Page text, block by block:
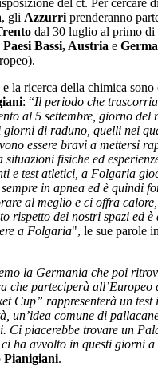
gli Azzurri prenderanno
dal 30 luglio al primo di
Paesi Bassi, Austria e
la ricerca della chimica sono
: “Il periodo che
al 5 settembre, giorno del
di raduno, quelli nei
essere bravi a mettersi
fisiche ed
e test atletici, a Folgaria
in apnea ed è quindi
al meglio e ci offra
rispetto dei nostri spazi ed è
a Folgaria", le sue parole
la Germania che poi
che parteciperà all’Europeo
Cup” rappresenterà un test
un’idea comune di
Ci piacerebbe trovare un
ha avvolto in questi giorni
Pianigiani.